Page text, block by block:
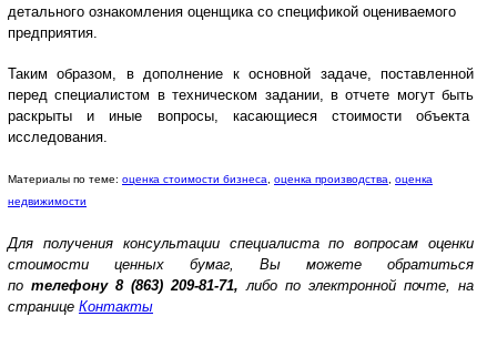
детального ознакомления оценщика со спецификой оцениваемого
предприятия.
Таким образом, в дополнение к основной задаче, поставленной
перед специалистом в техническом задании, в отчете могут быть
раскрыты и иные вопросы, касающиеся стоимости объекта
исследования.
Материалы по теме: оценка стоимости бизнеса оценка производства
оценка
недвижимости
Для получения консультации специалиста по вопросам оценки
стоимости ценных бумаг, Вы можете обратиться
по телефону 8 (863) 209-81-71, либо по электронной почте, на
странице Контакты